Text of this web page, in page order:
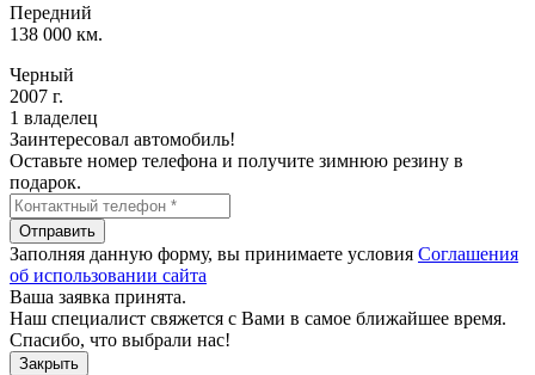
Передний
138 000 км.
Черный
2007 г.
1 владелец
Заинтересовал автомобиль!
Оставьте номер телефона и получите зимнюю резину в
подарок.
Отправить
Заполняя данную форму, вы принимаете условия Соглашения
об использовании сайта
Ваша заявка принята.
Наш специалист свяжется с Вами в самое ближайшее время.
Спасибо, что выбрали нас!
Закрыть